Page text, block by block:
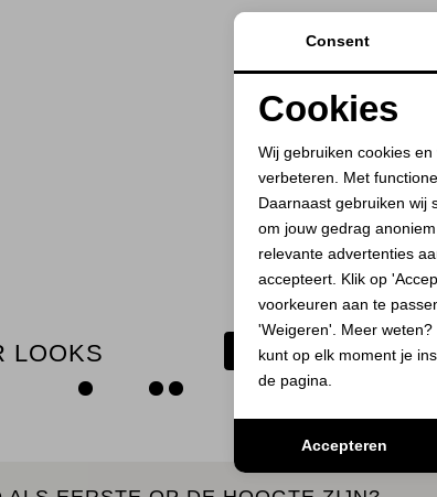
Gestreepte
441091
69,95
LOOKS BEKIJK
Analytische
Consent
Cookies
Wij gebruiken cookies
verbeteren. Met
Daarnaast gebruiken wij
om jouw gedrag
relevante advertenties
accepteert. Klik op
voorkeuren aan te
'Weigeren'. Meer weten?
kunt op elk moment je
de pagina.
Accepteren